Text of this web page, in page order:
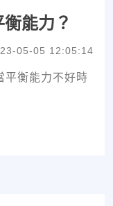
能力？
05-05 12:05:14
平衡能力不好時